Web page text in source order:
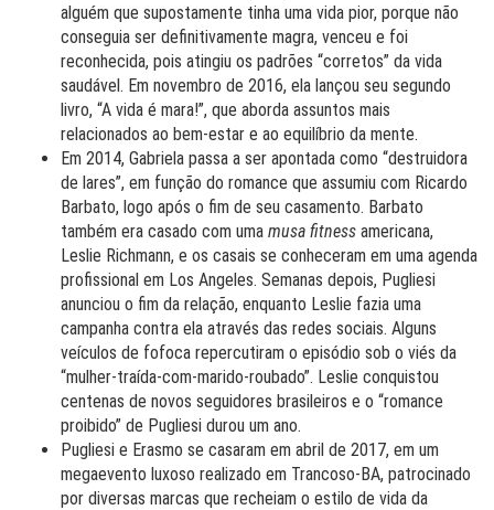
alguém que supostamente tinha uma vida pior, porque não
conseguia ser definitivamente magra, venceu e foi
reconhecida, pois atingiu os padrões “corretos” da vida
saudável. Em novembro de 2016, ela lançou seu segundo
livro, “A vida é mara!”, que aborda assuntos mais
relacionados ao bem-estar e ao equilíbrio da mente.
Em 2014, Gabriela passa a ser apontada como “destruidora
de lares”, em função do romance que assumiu com Ricardo
Barbato, logo após o fim de seu casamento. Barbato
também era casado com uma musa fitness americana,
Leslie Richmann, e os casais se conheceram em uma agenda
profissional em Los Angeles. Semanas depois, Pugliesi
anunciou o fim da relação, enquanto Leslie fazia uma
campanha contra ela através das redes sociais. Alguns
veículos de fofoca repercutiram o episódio sob o viés da
“mulher-traída-com-marido-roubado”. Leslie conquistou
centenas de novos seguidores brasileiros e o “romance
proibido” de Pugliesi durou um ano.
Pugliesi e Erasmo se casaram em abril de 2017, em um
megaevento luxoso realizado em Trancoso-BA, patrocinado
por diversas marcas que recheiam o estilo de vida da